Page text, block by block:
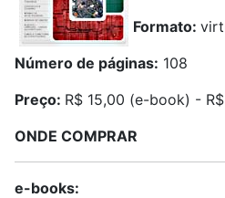
Formato:
Número de páginas: 108
Preço: R$ 15,00 (e-book) -
ONDE COMPRAR
e-books: